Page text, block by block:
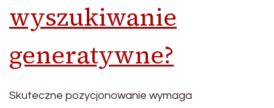
wyszukiwanie
generatywne?
Skuteczne pozycjonowanie wymaga